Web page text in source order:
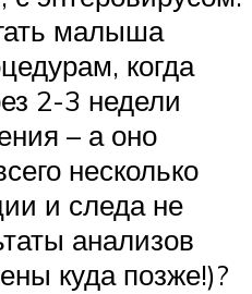
малыша
когда
2-3 недели
– а оно
несколько
и следа не
анализов
куда позже!)?